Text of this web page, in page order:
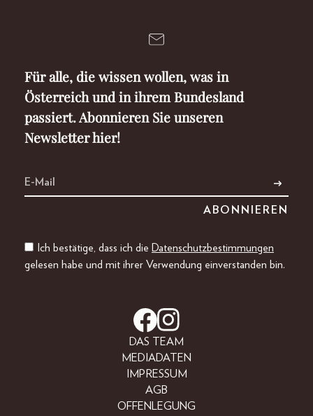
Für alle, die wissen wollen, was in
Österreich und in ihrem Bundesland
passiert. Abonnieren Sie unseren
Newsletter hier!
Ich bestätige, dass ich die Datenschutzbestimmungen
gelesen habe und mit ihrer Verwendung einverstanden bin.
DAS TEAM
MEDIADATEN
IMPRESSUM
AGB
OFFENLEGUNG